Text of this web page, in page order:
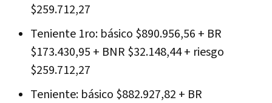
$259.712,27
Teniente 1ro: básico $890.956,56 + BR
$173.430,95 + BNR $32.148,44 + riesgo
$259.712,27
Teniente: básico $882.927,82 + BR